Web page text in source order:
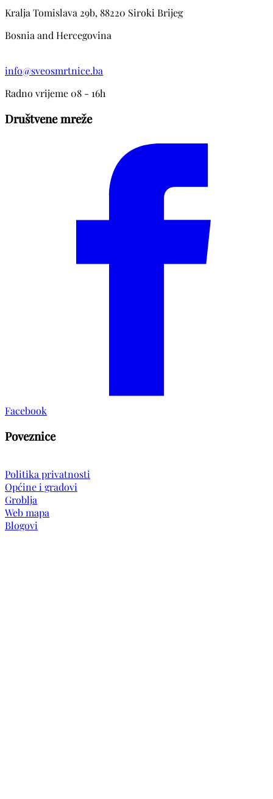
Kralja Tomislava 29b, 88220 Siroki Brijeg
Bosnia and Hercegovina
info@sveosmrtnice.ba
Radno vrijeme 08 - 16h
Društvene mreže
Facebook
Poveznice
Politika privatnosti
Općine i gradovi
Groblja
Web mapa
Blogovi